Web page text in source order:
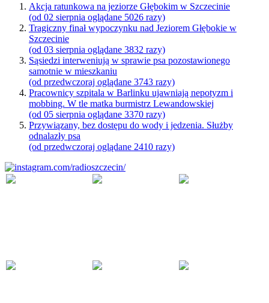
Akcja ratunkowa na jeziorze Głębokim w Szczecinie
(od 02 sierpnia oglądane 5026 razy)
Tragiczny finał wypoczynku nad Jeziorem Głębokie w
Szczecinie
(od 03 sierpnia oglądane 3832 razy)
Sąsiedzi interweniują w sprawie psa pozostawionego
samotnie w mieszkaniu
(od przedwczoraj oglądane 3743 razy)
Pracownicy szpitala w Barlinku ujawniają nepotyzm i
mobbing. W tle matka burmistrz Lewandowskiej
(od 05 sierpnia oglądane 3370 razy)
Przywiązany, bez dostępu do wody i jedzenia. Służby
odnalazły psa
(od przedwczoraj oglądane 2410 razy)